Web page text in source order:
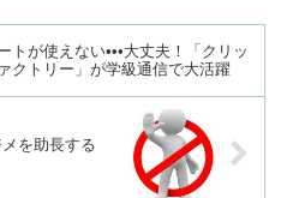
のは最初の２４時間を乗り越え
れば、１ヶ月...
トが使えない•••大丈夫！「クリッ
クトリー」が学級通信で大活躍
を助長する